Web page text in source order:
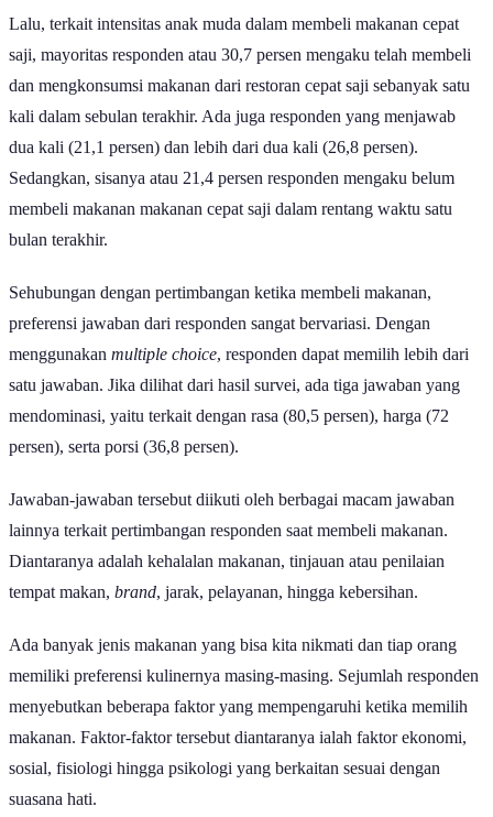
Lalu, terkait intensitas anak muda dalam membeli makanan cepat
saji, mayoritas responden atau 30,7 persen mengaku telah membeli
dan mengkonsumsi makanan dari restoran cepat saji sebanyak satu
kali dalam sebulan terakhir. Ada juga responden yang menjawab
dua kali (21,1 persen) dan lebih dari dua kali (26,8 persen).
Sedangkan, sisanya atau 21,4 persen responden mengaku belum
membeli makanan makanan cepat saji dalam rentang waktu satu
bulan terakhir.
Sehubungan dengan pertimbangan ketika membeli makanan,
preferensi jawaban dari responden sangat bervariasi. Dengan
menggunakan multiple choice, responden dapat memilih lebih dari
satu jawaban. Jika dilihat dari hasil survei, ada tiga jawaban yang
mendominasi, yaitu terkait dengan rasa (80,5 persen), harga (72
persen), serta porsi (36,8 persen).
Jawaban-jawaban tersebut diikuti oleh berbagai macam jawaban
lainnya terkait pertimbangan responden saat membeli makanan.
Diantaranya adalah kehalalan makanan, tinjauan atau penilaian
tempat makan, brand, jarak, pelayanan, hingga kebersihan.
Ada banyak jenis makanan yang bisa kita nikmati dan tiap orang
memiliki preferensi kulinernya masing-masing. Sejumlah responden
menyebutkan beberapa faktor yang mempengaruhi ketika memilih
makanan. Faktor-faktor tersebut diantaranya ialah faktor ekonomi,
sosial, fisiologi hingga psikologi yang berkaitan sesuai dengan
suasana hati.